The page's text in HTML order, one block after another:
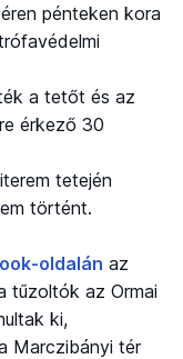
pénteken kora
a tetőt és az
érkező 30
tetején
történt.
oldalán az
tűzoltók az Ormai
ki,
Marczibányi tér